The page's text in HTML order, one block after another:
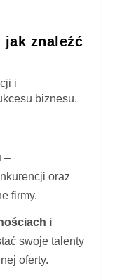
jak znaleźć
i
biznesu.
–
oraz
firmy.
i
swoje talenty
oferty.